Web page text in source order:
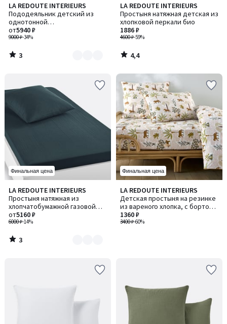
LA REDOUTE INTERIEURS
Пододеяльник детский из
однотонной
хлопчатобумажной газовой
ткани, Kumla / Кумла
9000 ₽-34%
от5940 ₽
3
/
5
Количество
цветов:
3
3
/
LA REDOUTE INTERIEURS
Простыня натяжная детская из
хлопковой перкали био
4600 ₽-59%
1886 ₽
4,4
/ 5
4,4
/
Финальная цена
LA REDOUTE INTERIEURS
Простыня натяжная из
хлопчатобумажной газовой
6000 ₽-14%
от5160 ₽
3
/
5
Количество
цветов:
2
3
/
Финальная цена
LA REDOUTE INTERIEURS
Детская простыня на резинке
из вареного хлопка, с бортом
25 см, с принтом джунглей,
WILA / ВИЛА
3400 ₽-60%
1360 ₽